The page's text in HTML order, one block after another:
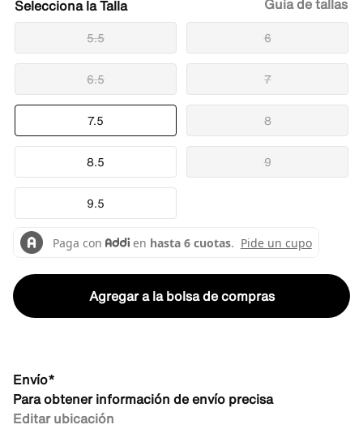
Talla
5.5 6
6.5 7
7.5 8
8.5 9
9.5
Guía de tallas
Agregar a la bolsa de compras
Envío*
Para obtener información de envío precisa
Editar ubicación